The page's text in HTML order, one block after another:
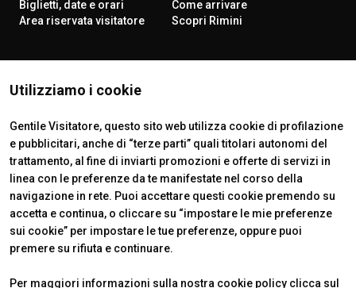
Utilizziamo i cookie
Gentile Visitatore, questo sito web utilizza cookie di profilazione
e pubblicitari, anche di “terze parti” quali titolari autonomi del
trattamento, al fine di inviarti promozioni e offerte di servizi in
linea con le preferenze da te manifestate nel corso della
navigazione in rete. Puoi accettare questi cookie premendo su
accetta e continua, o cliccare su “impostare le mie preferenze
sui cookie” per impostare le tue preferenze, oppure puoi
premere su rifiuta e continuare.
Per maggiori informazioni sulla nostra cookie policy clicca sul
Biglietti, date e orari
Area riservata visitatore
Come arrivare
Scopri Rimini
ISTITUTI CERTIFICATORI